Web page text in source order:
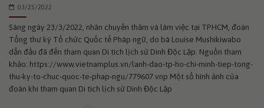
03/25/2022
Sáng ngày 23/3/2022, nhân chuyến thăm và làm việc tại TPHCM, đoàn
Tổng thư ký Tổ chức Quốc tế Pháp ngữ, do bà Louise Mushikiwabo
dẫn đầu đã đến tham quan Di tích lịch sử Dinh Độc Lập. Nguồn tham
khảo: https://www.vietnamplus.vn/lanh-dao-tp-ho-chi-minh-tiep-tong-
thu-ky-to-chuc-quoc-te-phap-ngu/779607.vnp Một số hình ảnh của
đoàn khi tham quan Di tích lịch sử Dinh Độc Lập